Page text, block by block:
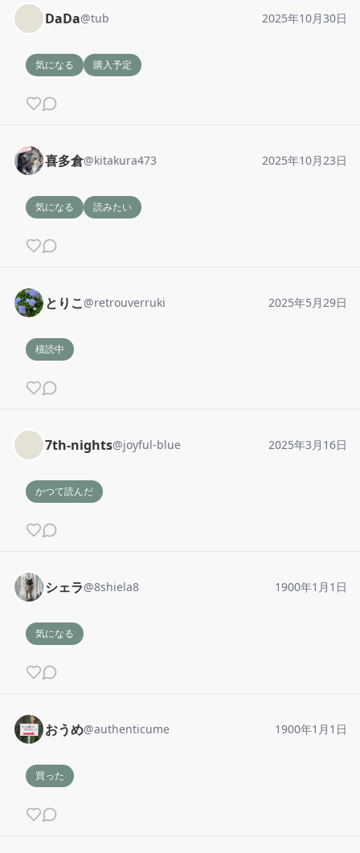
DaDa@tub 2025年10月30日
気になる 購入予定
喜多倉@kitakura473 2025年10月23日
気になる 読みたい
とりこ@retrouverruki 2025年5月29日
積読中
7th-nights@joyful-blue 2025年3月16日
かつて読んだ
シェラ@8shiela8 1900年1月1日
気になる
おうめ@authenticume 1900年1月1日
買った